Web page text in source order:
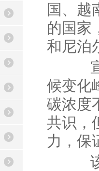
国、越
的国家
和尼泊
宣
候变化
碳浓度
共识，
力，保
该